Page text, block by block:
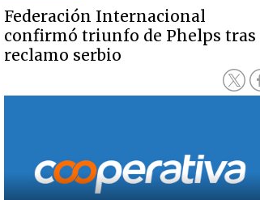
Federación Internacional
confirmó triunfo de Phelps tras
reclamo serbio